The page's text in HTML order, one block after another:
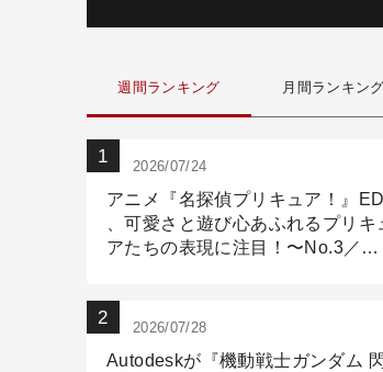
週間ランキング 月間ランキング
2026/07/24
アニメ『名探偵プリキュア！』ED
、可愛さと遊び心あふれるプリキ
アたちの表現に注目！〜No.3／ア
2026/07/28
Autodeskが『機動戦士ガンダム 閃